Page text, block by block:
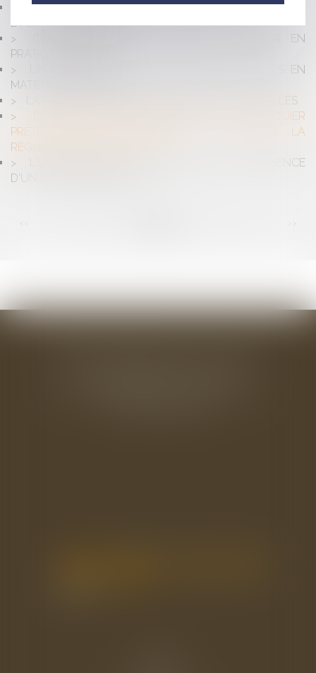
QUELLES SONT LES SANCTIONS EN CAS
D'ABANDON D'ANIMAUX ?
OFFICIALISATION DE L'EXERCICE D'INFIRMIER EN
PRATIQUE AVANCÉE
UN NOUVEAU CODE DE BONNES PRATIQUES EN
MATIÈRE D'AIDES D'ÉTAT
LA LOI SUR LES VIOLENCES SEXISTES ET SEXUELLES
L’OBLIGATION DE VÉRIFICATION DU BANQUIER
PRÊTEUR DE DENIERS DANS LE CADRE DE LA
RÉGULARISATION D’UN CCMI
L'EXPULSION DU DOMAINE PUBLIC EN PRÉSENCE
D'UN BAIL COMMERCIAL